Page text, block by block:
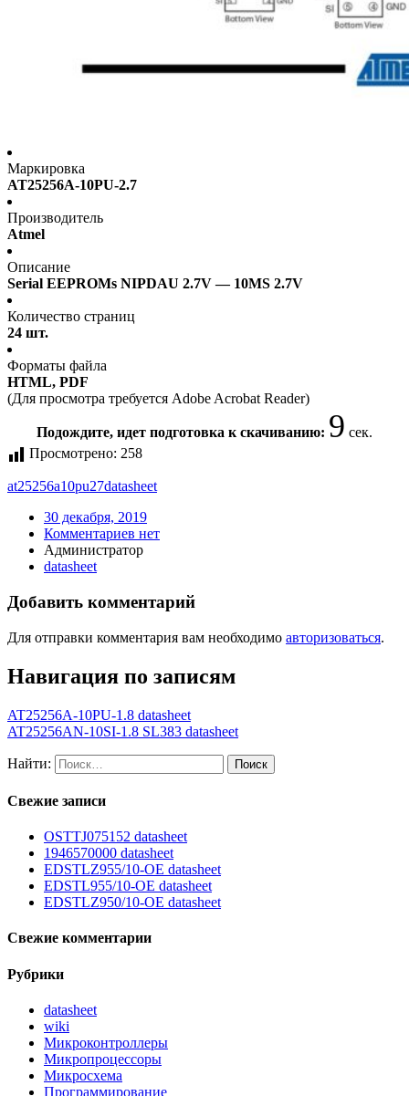
Маркировка
AT25256A-10PU-2.7
Производитель
Atmel
Описание
Serial EEPROMs NIPDAU 2.7V — 10MS 2.7V
Количество страниц
24 шт.
Форматы файла
HTML, PDF
(Для просмотра требуется Adobe Acrobat Reader)
Подождите, идет подготовка к скачиванию: 9 сек.
Просмотрено: 258
at25256a10pu27datasheet
30 декабря, 2019
Комментариев нет
Администратор
datasheet
Добавить комментарий
Для отправки комментария вам необходимо авторизоваться.
Навигация по записям
AT25256A-10PU-1.8 datasheet
AT25256AN-10SI-1.8 SL383 datasheet
Найти:
Свежие записи
OSTTJ075152 datasheet
1946570000 datasheet
EDSTLZ955/10-OE datasheet
EDSTL955/10-OE datasheet
EDSTLZ950/10-OE datasheet
Свежие комментарии
Рубрики
datasheet
wiki
Микроконтроллеры
Микропроцессоры
Микросхема
Программирование